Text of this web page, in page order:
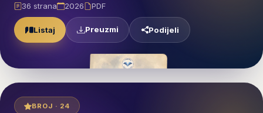
36 strana 2026 PDF
Listaj Preuzmi Podijeli
BROJ · 24